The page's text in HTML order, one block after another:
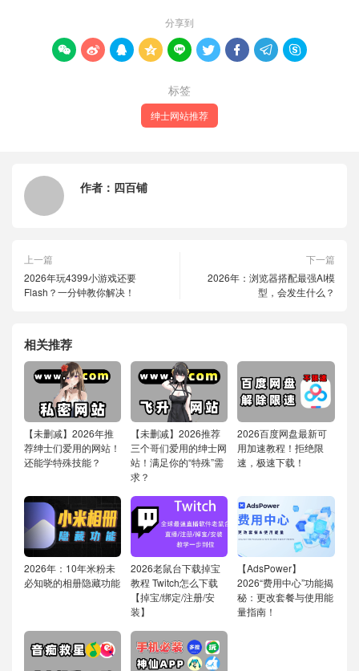
分享到
        
标签
绅士网站推荐
作者： 四百铺
上一篇
2026年玩4399小游戏还要
Flash？一分钟教你解决！
下一篇
2026年：浏览器搭配最强AI模
型，会发生什么？
相关推荐
【未删减】2026年推
荐绅士们爱用的网站！
还能学特殊技能？
【未删减】2026推荐
三个哥们爱用的绅士网
站！满足你的“特殊”需
求？
2026百度网盘最新可
用加速教程！拒绝限
速，极速下载！
2026年：10年米粉未
必知晓的相册隐藏功能
2026老鼠台下载掉宝
教程 Twitch怎么下载
【掉宝/绑定/注册/安
装】
【AdsPower】
2026“费用中心”功能揭
秘：更改套餐与使用能
量指南！